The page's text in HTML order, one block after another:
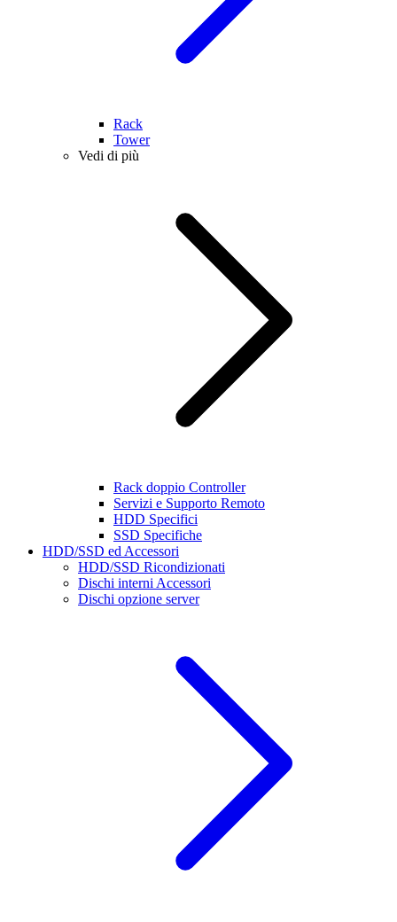
Rack
Tower
Vedi di più
Rack doppio Controller
Servizi e Supporto Remoto
HDD Specifici
SSD Specifiche
HDD/SSD ed Accessori
HDD/SSD Ricondizionati
Dischi interni Accessori
Dischi opzione server